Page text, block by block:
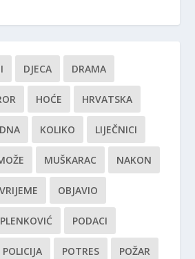
DJECA DRAMA
HOĆE HRVATSKA
KOLIKO LIJEČNICI
MUŠKARAC NAKON
OBJAVIO
PLENKOVIĆ PODACI
POLICIJA POTRES POŽAR